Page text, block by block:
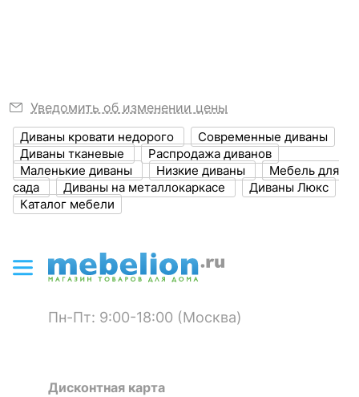
ЦВЕТ И МАТЕРИАЛ
Цвет обивки ? серый
Цвет корпуса ? коричневый
Материал корпуса ?
дюралюминий, ротанг
искусственный
Тип поверхности
?
матовый
корпуса
Уведомить об изменении цены
Диваны кровати недорого
Современные диваны
Диваны тканевые
Распродажа диванов
Маленькие диваны
Низкие диваны
Мебель для
сада
Диваны на металлокаркасе
Диваны Люкс
Каталог мебели
Пн-Пт: 9:00-18:00 (Москва)
Дисконтная карта